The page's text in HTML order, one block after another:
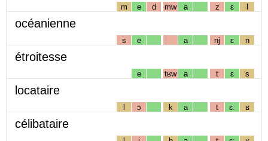
m e d mw a z ɛ l
océanienne
s e a nj ɛ n
étroitesse
e tʁw a t ɛ s
locataire
l ɔ k a t ɛː ʁ
célibataire